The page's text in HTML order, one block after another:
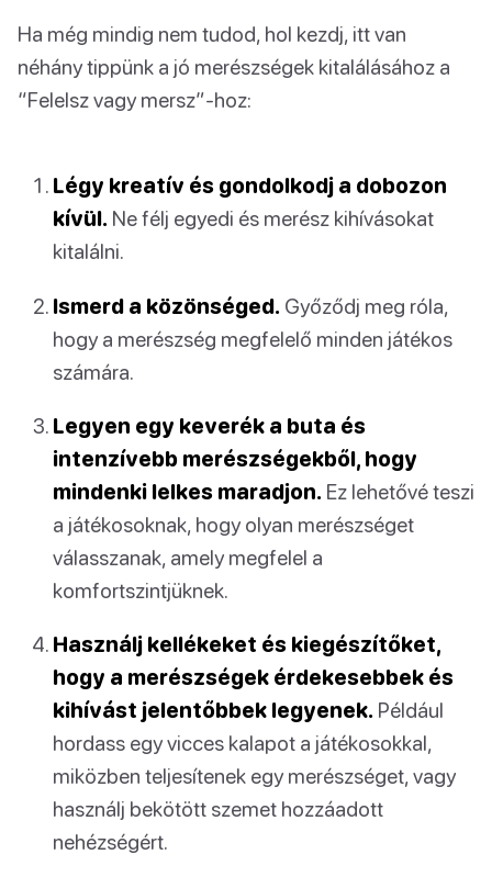
Ha még mindig nem tudod, hol kezdj, itt van
néhány tippünk a jó merészségek kitalálásához a
“Felelsz vagy mersz”-hoz:
Légy kreatív és gondolkodj a dobozon
kívül. Ne félj egyedi és merész kihívásokat
kitalálni.
Ismerd a közönséged. Győződj meg róla,
hogy a merészség megfelelő minden játékos
számára.
Legyen egy keverék a buta és
intenzívebb merészségekből, hogy
mindenki lelkes maradjon. Ez lehetővé teszi
a játékosoknak, hogy olyan merészséget
válasszanak, amely megfelel a
komfortszintjüknek.
Használj kellékeket és kiegészítőket,
hogy a merészségek érdekesebbek és
kihívást jelentőbbek legyenek. Például
hordass egy vicces kalapot a játékosokkal,
miközben teljesítenek egy merészséget, vagy
használj bekötött szemet hozzáadott
nehézségért.